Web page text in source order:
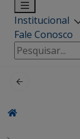
Institucional
Fale Conosco
Pesquisar
por: